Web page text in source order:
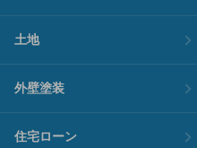
土地
外壁塗装
住宅ローン